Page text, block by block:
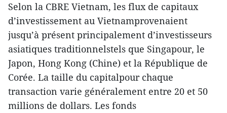
Selon la CBRE Vietnam, les flux de capitaux
d’investissement au Vietnamprovenaient
jusqu’à présent principalement d’investisseurs
asiatiques traditionnelstels que Singapour, le
Japon, Hong Kong (Chine) et la République de
Corée. La taille du capitalpour chaque
transaction varie généralement entre 20 et 50
millions de dollars. Les fonds